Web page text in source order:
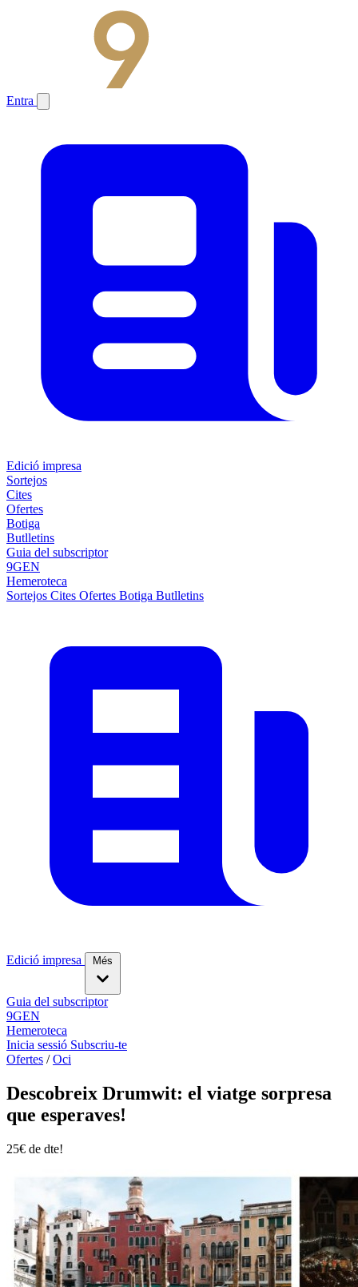
Entra
Edició impresa
Sortejos
Cites
Ofertes
Botiga
Butlletins
Guia del subscriptor
9GEN
Hemeroteca
Sortejos Cites Ofertes Botiga Butlletins
Edició impresa Més
Guia del subscriptor
9GEN
Hemeroteca
Inicia sessió Subscriu-te
Ofertes / Oci
Descobreix Drumwit: el viatge sorpresa
que esperaves!
25€ de dte!